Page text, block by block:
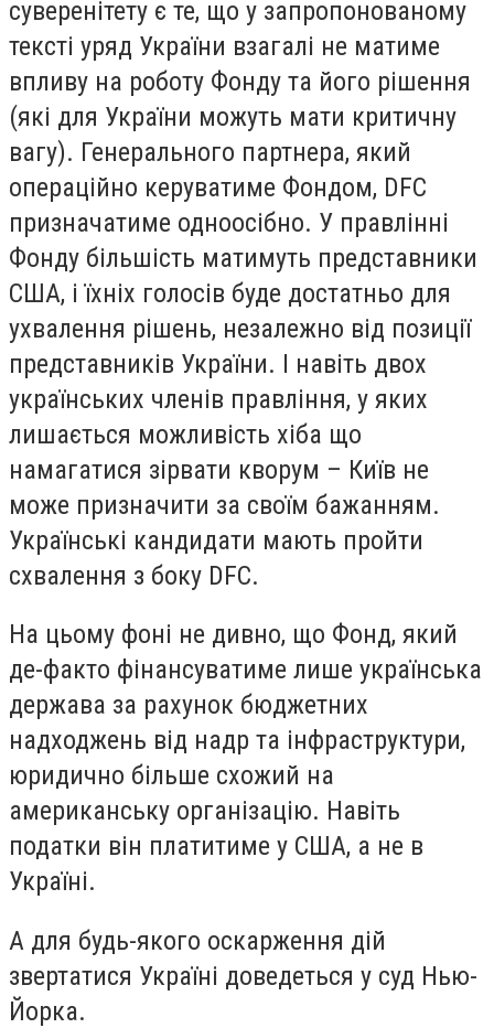
суверенітету є те, що у запропонованому
тексті уряд України взагалі не матиме
впливу на роботу Фонду та його рішення
(які для України можуть мати критичну
вагу). Генерального партнера, який
операційно керуватиме Фондом, DFC
призначатиме одноосібно. У правлінні
Фонду більшість матимуть представники
США, і їхніх голосів буде достатньо для
ухвалення рішень, незалежно від позиції
представників України. І навіть двох
українських членів правління, у яких
лишається можливість хіба що
намагатися зірвати кворум – Київ не
може призначити за своїм бажанням.
Українські кандидати мають пройти
схвалення з боку DFC.
На цьому фоні не дивно, що Фонд, який
де-факто фінансуватиме лише українська
держава за рахунок бюджетних
надходжень від надр та інфраструктури,
юридично більше схожий на
американську організацію. Навіть
податки він платитиме у США, а не в
Україні.
А для будь-якого оскарження дій
звертатися Україні доведеться у суд Нью-
Йорка.